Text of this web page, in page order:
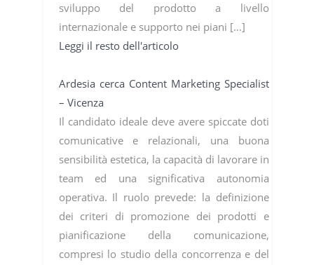
sviluppo del prodotto a livello
internazionale e supporto nei piani […]
Leggi il resto dell'articolo
Ardesia cerca Content Marketing Specialist
– Vicenza
Il candidato ideale deve avere spiccate doti
comunicative e relazionali, una buona
sensibilità estetica, la capacità di lavorare in
team ed una significativa autonomia
operativa. Il ruolo prevede: la definizione
dei criteri di promozione dei prodotti e
pianificazione della comunicazione,
compresi lo studio della concorrenza e del